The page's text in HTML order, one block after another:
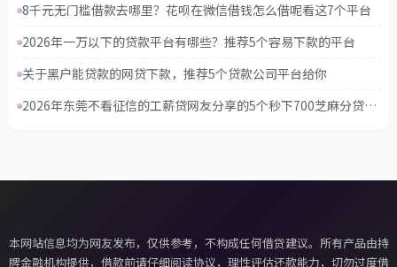
8千元无门槛借款去哪里？花呗在微信借钱怎么借呢看这7个平台
2026年一万以下的贷款平台有哪些？推荐5个容易下款的平台
关于黑户能贷款的网贷下款，推荐5个贷款公司平台给你
2026年东莞不看征信的工薪贷网友分享的5个秒下700芝麻分贷款软件我觉得不错！
本网站信息均为网友发布，仅供参考，不构成任何借贷建议。所有产品由持
牌金融机构提供，借款前请仔细阅读协议，理性评估还款能力，切勿过度借